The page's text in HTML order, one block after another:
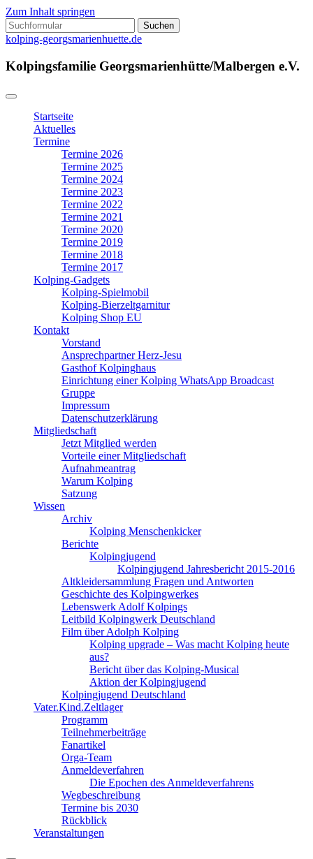
Zum Inhalt springen
Suchen
nach:
kolping-georgsmarienhuette.de
Kolpingsfamilie Georgsmarienhütte/Malbergen e.V.
Startseite
Aktuelles
Termine
Termine 2026
Termine 2025
Termine 2024
Termine 2023
Termine 2022
Termine 2021
Termine 2020
Termine 2019
Termine 2018
Termine 2017
Kolping-Gadgets
Kolping-Spielmobil
Kolping-Bierzeltgarnitur
Kolping Shop EU
Kontakt
Vorstand
Ansprechpartner Herz-Jesu
Gasthof Kolpinghaus
Einrichtung einer Kolping WhatsApp Broadcast
Gruppe
Impressum
Datenschutzerklärung
Mitgliedschaft
Jetzt Mitglied werden
Vorteile einer Mitgliedschaft
Aufnahmeantrag
Warum Kolping
Satzung
Wissen
Archiv
Kolping Menschenkicker
Berichte
Kolpingjugend
Kolpingjugend Jahresbericht 2015-2016
Altkleidersammlung Fragen und Antworten
Geschichte des Kolpingwerkes
Lebenswerk Adolf Kolpings
Leitbild Kolpingwerk Deutschland
Film über Adolph Kolping
Kolping upgrade – Was macht Kolping heute
aus?
Bericht über das Kolping-Musical
Aktion der Kolpingjugend
Kolpingjugend Deutschland
Vater.Kind.Zeltlager
Programm
Teilnehmerbeiträge
Fanartikel
Orga-Team
Anmeldeverfahren
Die Epochen des Anmeldeverfahrens
Wegbeschreibung
Termine bis 2030
Rückblick
Veranstaltungen